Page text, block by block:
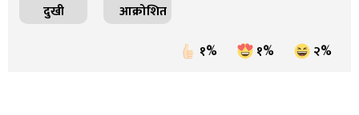
दुखी
आक्रोशित
१%
१% २%